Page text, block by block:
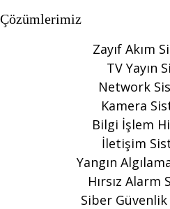
Çözümlerimiz
Zayıf Akım
TV Yayın
Network
Kamera
Bilgi İşlem
İletişim
Yangın
Hırsız Alarm
Siber